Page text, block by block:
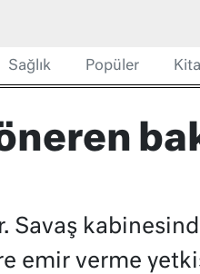
Sağlık Popüler
Savaş
emir verme